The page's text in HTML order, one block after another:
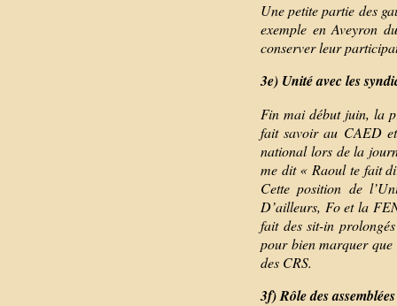
Une petite partie des
exemple en Aveyron
conserver leur
3e) Unité avec les
Fin mai début juin, la
fait savoir au CAED
national lors de la
me dit « Raoul te fait
Cette position de
D’ailleurs, Fo et la
fait des sit-in
pour bien marquer
des CRS.
3f) Rôle des